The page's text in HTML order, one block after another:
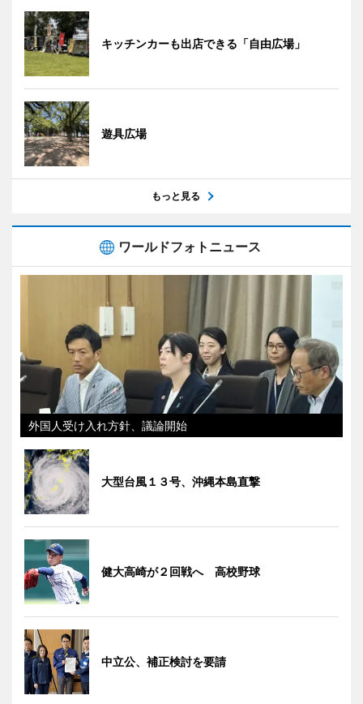
キッチンカーも出店できる「自由広場」
遊具広場
もっと見る
ワールドフォトニュース
外国人受け入れ方針、議論開始
大型台風１３号、沖縄本島直撃
健大高崎が２回戦へ 高校野球
中立公、補正検討を要請